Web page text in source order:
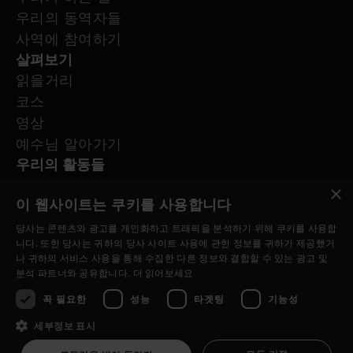
우리의 동역자들
사역에 참여하기
살펴보기
읽을거리
코스
영상
예수님 알아가기
우리의 활동들
문의하기
저희를 팔로우 해 주세요.
© Copyright 2026 kr.Jesus.net 개인정보보호정책쿠키 정책
×
이 웹사이트는 쿠키를 사용합니다
당사는 콘텐츠와 광고를 개인화하고 트래픽을 분석하기 위해 쿠키를 사용합
니다. 또한 당사는 귀하의 당사 사이트 사용에 관한 정보를 귀하가 제공했거
나 귀하의 서비스 사용을 통해 수집한 다른 정보와 결합할 수 있는 광고 및
분석 파트너와 공유합니다. 더 읽어보세요
꼭 필요한
성능 타겟팅 기능성
세부정보 표시